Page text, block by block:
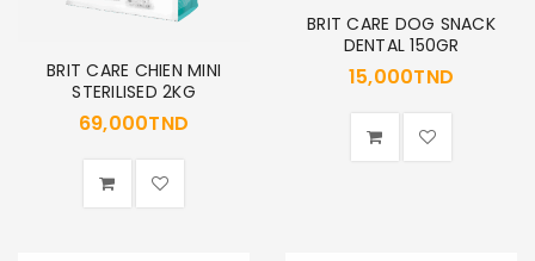
BRIT CARE CHIEN MINI
STERILISED 2KG
69,000TND
BRIT CARE DOG SNACK
DENTAL 150GR
15,000TND